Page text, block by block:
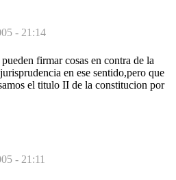
- 21:14
firmar cosas en contra de la
en ese sentido,pero que
el titulo II de la constitucion por
- 21:11